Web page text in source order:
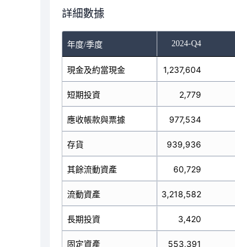
詳細數據
年度/季度
2024-Q3 2024-Q4
現金及約當現金
短期投資
應收帳款與票據
存貨
其餘流動資產
流動資產
長期投資
固定資產
996,068 1,237,604
781 2,779
935,456 977,534
974,016 939,936
64,626 60,729
2,970,947 3,218,582
3,327 3,420
558,724 553,391